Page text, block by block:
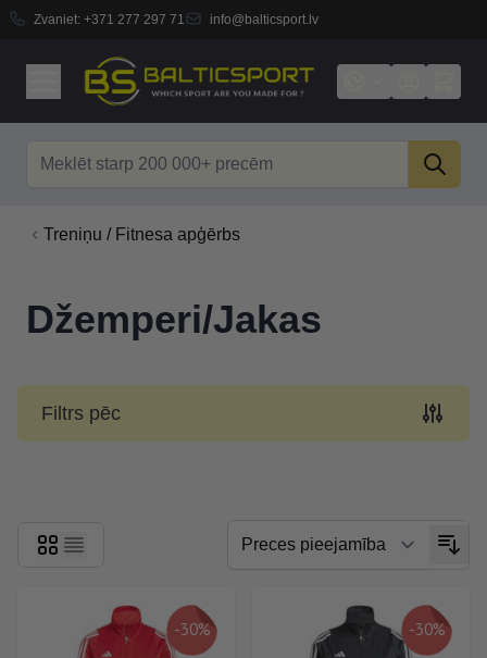
Zvaniet: +371 277 297 71 info@balticsport.lv
Treniņu / Fitnesa apģērbs
Džemperi/Jakas
Filtrs pēc
-30% -30%